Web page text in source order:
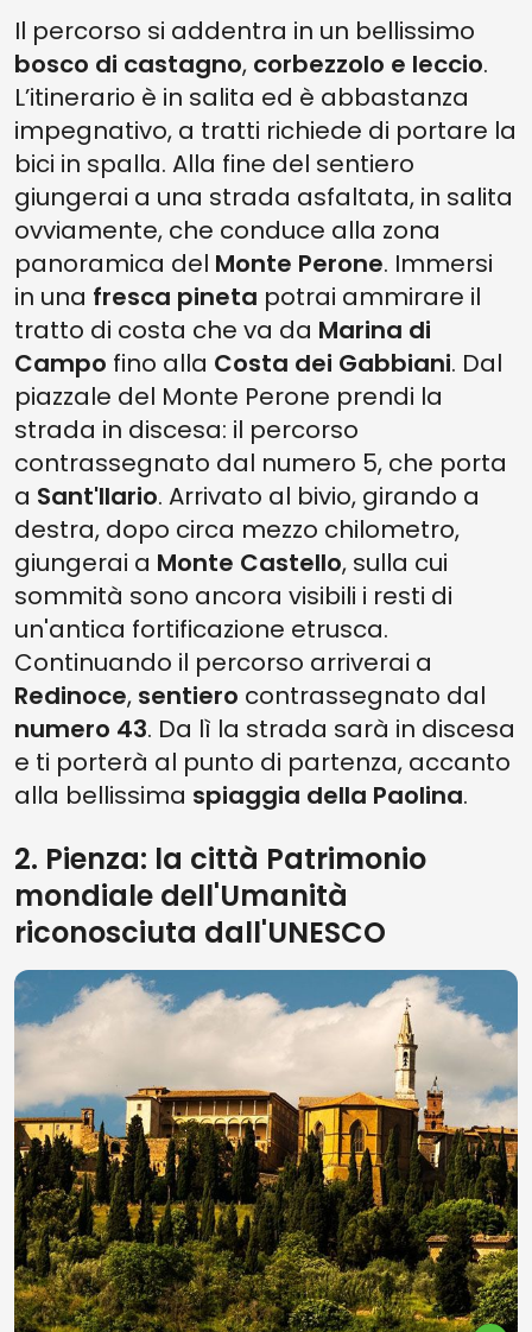
Il percorso si addentra in un bellissimo
bosco di castagno, corbezzolo e leccio.
L’itinerario è in salita ed è abbastanza
impegnativo, a tratti richiede di portare la
bici in spalla. Alla fine del sentiero
giungerai a una strada asfaltata, in salita
ovviamente, che conduce alla zona
panoramica del Monte Perone. Immersi
in una fresca pineta potrai ammirare il
tratto di costa che va da Marina di
Campo fino alla Costa dei Gabbiani. Dal
piazzale del Monte Perone prendi la
strada in discesa: il percorso
contrassegnato dal numero 5, che porta
a Sant'Ilario. Arrivato al bivio, girando a
destra, dopo circa mezzo chilometro,
giungerai a Monte Castello, sulla cui
sommità sono ancora visibili i resti di
un'antica fortificazione etrusca.
Continuando il percorso arriverai a
Redinoce, sentiero contrassegnato dal
numero 43. Da lì la strada sarà in discesa
e ti porterà al punto di partenza, accanto
alla bellissima spiaggia della Paolina.
2. Pienza: la città Patrimonio
mondiale dell'Umanità
riconosciuta dall'UNESCO